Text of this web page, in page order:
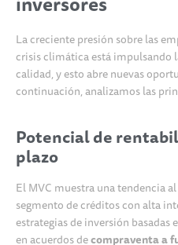
La creciente presión sobre las
crisis climática está impulsando
calidad, y esto abre nuevas
continuación, analizamos las
Potencial de
plazo
El MVC muestra una tendencia
segmento de créditos con alta
estrategias de inversión basadas
en acuerdos decompraventa a